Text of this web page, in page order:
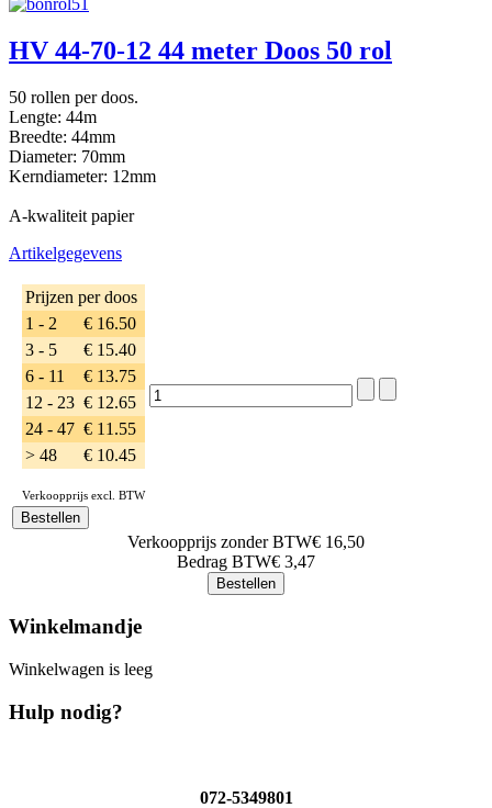
HV 44-70-12 44 meter Doos 50 rol
50 rollen per doos.
Lengte: 44m
Breedte: 44mm
Diameter: 70mm
Kerndiameter: 12mm
A-kwaliteit papier
Artikelgegevens
Prijzen per doos
1 - 2
€ 16.50
3 - 5
€ 15.40
6 - 11
€ 13.75
12 - 23 € 12.65
24 - 47 € 11.55
> 48
€ 10.45
Verkoopprijs excl. BTW
Verkoopprijs zonder BTW€ 16,50
Bedrag BTW€ 3,47
Winkelmandje
Winkelwagen is leeg
Hulp nodig?
072-5349801